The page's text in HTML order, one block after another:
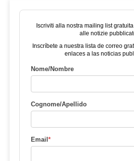
Iscriviti alla nostra mailing list
alle notizie
Inscríbete a nuestra lista de correo
enlaces a las noticias
Nome/Nombre
Cognome/Apellido
Email*